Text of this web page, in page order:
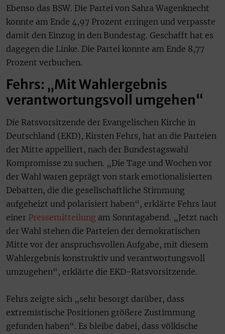
Ebenso das BSW. Die Partei von Sahra Wagenknecht
konnte am Ende 4,97 Prozent erringen und verpasste
damit den Einzug in den Bundestag. Geschafft hat es
dagegen die Linke. Die Partei konnte am Ende 8,77
Prozent verbuchen.
Fehrs: „Mit Wahlergebnis
verantwortungsvoll umgehen“
Die Ratsvorsitzende der Evangelischen Kirche in
Deutschland (EKD), Kirsten Fehrs, hat an die Parteien
der Mitte appelliert, nach der Bundestagswahl
Kompromisse zu suchen. „Die Tage und Wochen vor
der Wahl waren geprägt von stark emotionalisierten
Debatten, die die gesellschaftliche Stimmung
aufgeheizt und polarisiert haben“, erklärte Fehrs laut
einer Pressemitteilung am Sonntagabend. „Jetzt nach
der Wahl stehen die Parteien der demokratischen
Mitte vor der anspruchsvollen Aufgabe, mit diesem
Wahlergebnis konstruktiv und verantwortungsvoll
umzugehen“, erklärte die EKD-Ratsvorsitzende.
Fehrs zeigte sich „sehr besorgt darüber, dass
extremistische Positionen größere Zustimmung
gefunden haben“. Es bleibe dabei, dass völkische